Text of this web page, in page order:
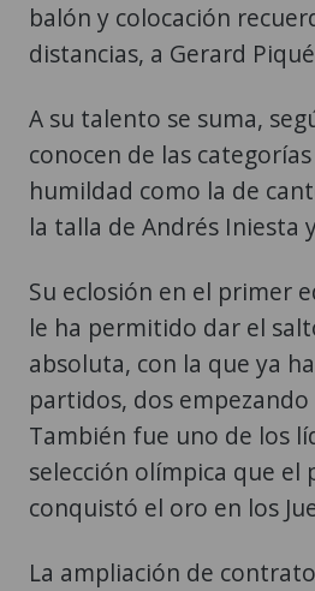
balón y colocación
distancias, a Gerard
A su talento se suma,
conocen de las
humildad como la de
la talla de Andrés Iniesta
Su eclosión en el primer
le ha permitido dar el
absoluta, con la que ya
partidos, dos empezando
También fue uno de los
selección olímpica que el
conquistó el oro en los
La ampliación de